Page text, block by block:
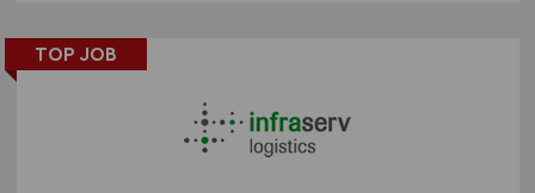
TOP JOB